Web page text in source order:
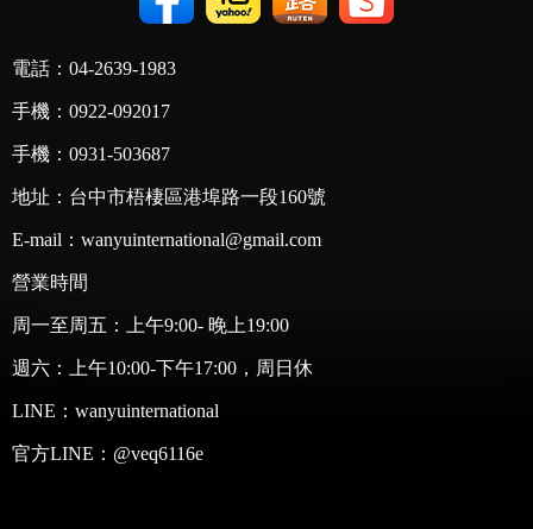
電話：04-2639-1983
手機：0922-092017
手機：0931-503687
地址：台中市梧棲區港埠路一段160號
E-mail：wanyuinternational@gmail.com
營業時間
周一至周五：上午9:00- 晚上19:00
週六：上午10:00-下午17:00，周日休
LINE： wanyuinternational
官方LINE： @veq6116e